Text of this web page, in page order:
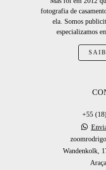
fotografia de
ela. Somos
especializamos
+55
Wandenkolk,